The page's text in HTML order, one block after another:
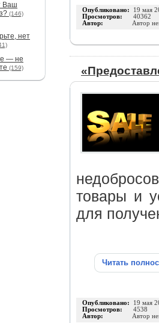
Ваш
(146)
нет
— не
(159)
Опубликовано: 19 мая
Просмотров: 40362
Автор: Автор
товары и
для
Читать
Опубликовано: 19 мая
Просмотров: 4538
Автор: Автор